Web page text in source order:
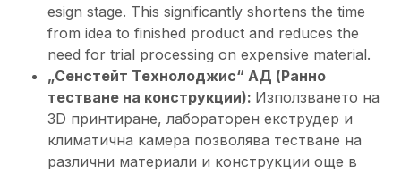
esign stage. This significantly shortens the time
from idea to finished product and reduces the
need for trial processing on expensive material.
„Сенстейт Технолоджис“ АД (Ранно
тестване на конструкции): Използването на
3D принтиране, лабораторен екструдер и
климатична камера позволява тестване на
различни материали и конструкции още в